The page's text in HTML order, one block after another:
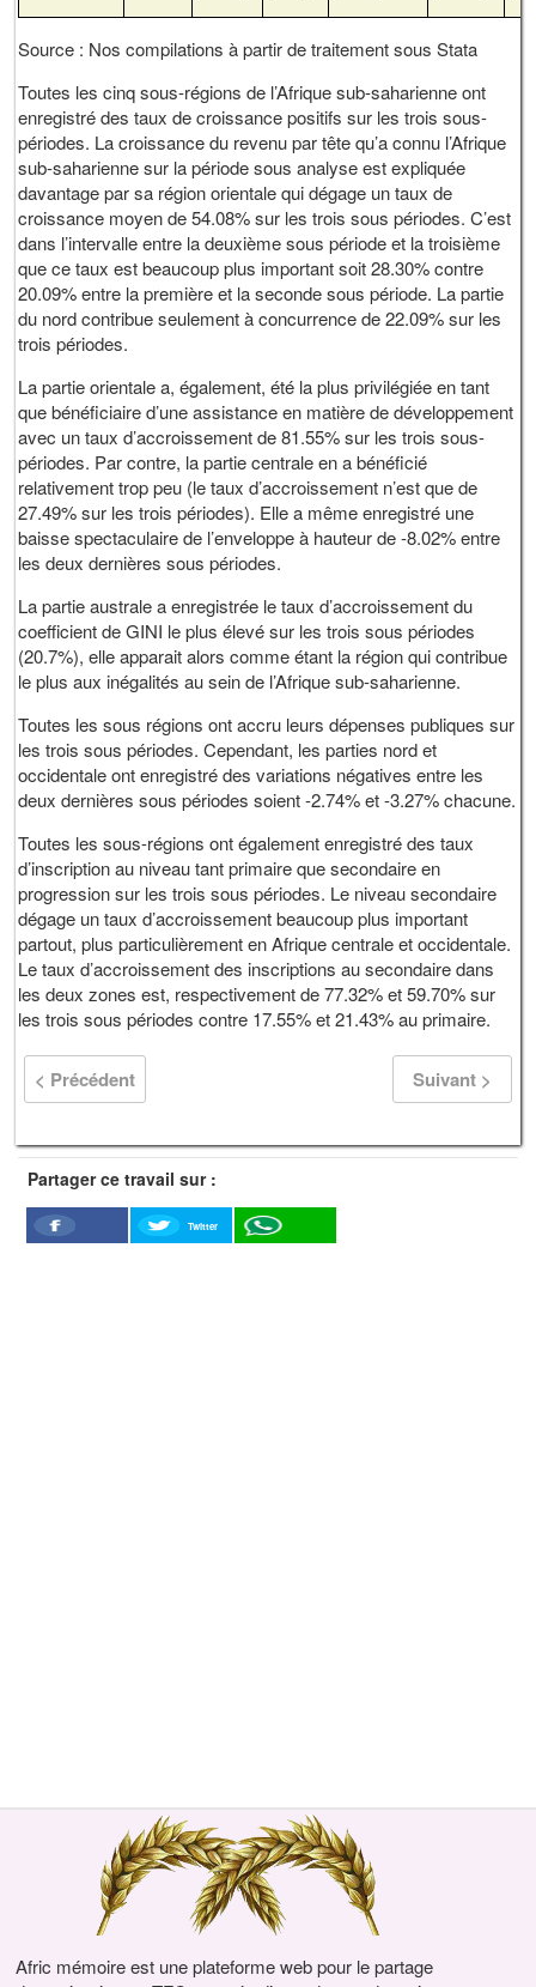
Source : Nos compilations à partir de traitement sous Stata
Toutes les cinq sous-régions de l’Afrique sub-saharienne ont
enregistré des taux de croissance positifs sur les trois sous-
périodes. La croissance du revenu par tête qu’a connu l’Afrique
sub-saharienne sur la période sous analyse est expliquée
davantage par sa région orientale qui dégage un taux de
croissance moyen de 54.08% sur les trois sous périodes. C’est
dans l’intervalle entre la deuxième sous période et la troisième
que ce taux est beaucoup plus important soit 28.30% contre
20.09% entre la première et la seconde sous période. La partie
du nord contribue seulement à concurrence de 22.09% sur les
trois périodes.
La partie orientale a, également, été la plus privilégiée en tant
que bénéficiaire d’une assistance en matière de développement
avec un taux d’accroissement de 81.55% sur les trois sous-
périodes. Par contre, la partie centrale en a bénéficié
relativement trop peu (le taux d’accroissement n’est que de
27.49% sur les trois périodes). Elle a même enregistré une
baisse spectaculaire de l’enveloppe à hauteur de -8.02% entre
les deux dernières sous périodes.
La partie australe a enregistrée le taux d’accroissement du
coefficient de GINI le plus élevé sur les trois sous périodes
(20.7%), elle apparait alors comme étant la région qui contribue
le plus aux inégalités au sein de l’Afrique sub-saharienne.
Toutes les sous régions ont accru leurs dépenses publiques sur
les trois sous périodes. Cependant, les parties nord et
occidentale ont enregistré des variations négatives entre les
deux dernières sous périodes soient -2.74% et -3.27% chacune.
Toutes les sous-régions ont également enregistré des taux
d’inscription au niveau tant primaire que secondaire en
progression sur les trois sous périodes. Le niveau secondaire
dégage un taux d’accroissement beaucoup plus important
partout, plus particulièrement en Afrique centrale et occidentale.
Le taux d’accroissement des inscriptions au secondaire dans
les deux zones est, respectivement de 77.32% et 59.70% sur
les trois sous périodes contre 17.55% et 21.43% au primaire.
< Précédent Suivant >
Partager ce travail sur :
Facebook
Twitter
Afric mémoire est une plateforme web pour le partage